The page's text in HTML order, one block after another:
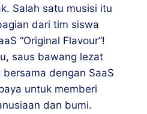
Salah satu musisi itu
dari tim siswa
“Original Flavour”!
saus bawang lezat
dengan SaaS
untuk memberi
dan bumi.